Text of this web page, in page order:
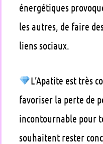
énergétiques
les autres, de faire
liens sociaux.
L’Apatite est très
favoriser la perte de
incontournable pour
souhaitent rester